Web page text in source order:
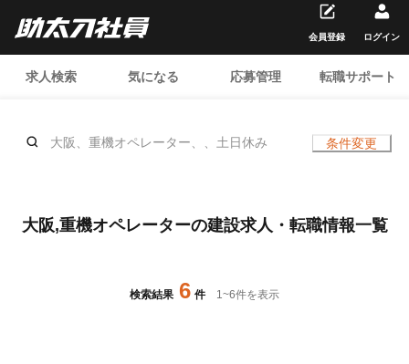
求人検索 気になる 応募管理 転職サポート
会員登録 ログイン
大阪、重機オペレーター、、土日休み 条件変更
大阪,重機オペレーターの建設求人・転職情報一覧
検索結果 6 件 1~6件を表示